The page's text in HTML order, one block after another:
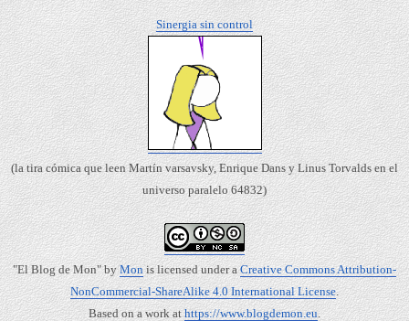
Sinergia sin control
(la tira cómica que leen Martín varsavsky, Enrique Dans y Linus Torvalds en el
universo paralelo 64832)
"El Blog de Mon"byMonis licensed under aCreative Commons Attribution-
NonCommercial-ShareAlike 4.0 International License.
Based on a work at https://www.blogdemon.eu.